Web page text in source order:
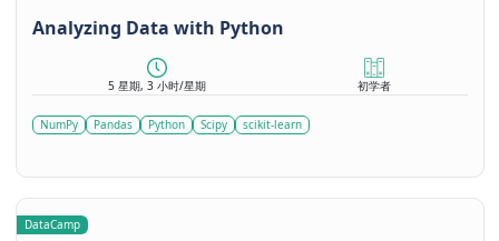
Analyzing Data with Python
5 星期, 3 小时/星期 初学者
NumPy Pandas Python Scipy scikit-learn
DataCamp